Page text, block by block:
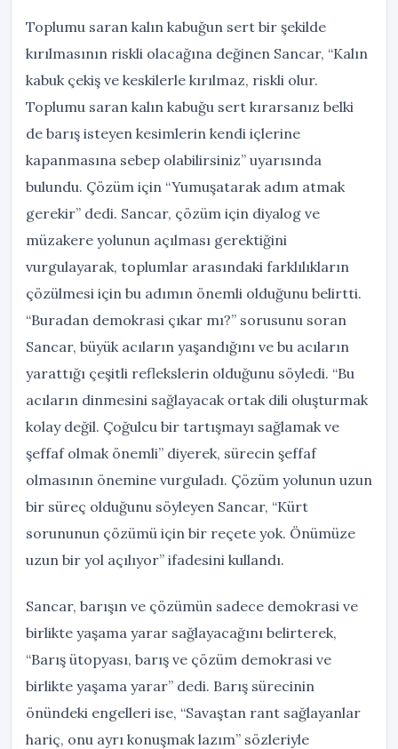
Toplumu saran kalın kabuğun sert bir şekilde
kırılmasının riskli olacağına değinen Sancar, “Kalın
kabuk çekiş ve keskilerle kırılmaz, riskli olur.
Toplumu saran kalın kabuğu sert kırarsanız belki
de barış isteyen kesimlerin kendi içlerine
kapanmasına sebep olabilirsiniz” uyarısında
bulundu. Çözüm için “Yumuşatarak adım atmak
gerekir” dedi. Sancar, çözüm için diyalog ve
müzakere yolunun açılması gerektiğini
vurgulayarak, toplumlar arasındaki farklılıkların
çözülmesi için bu adımın önemli olduğunu belirtti.
“Buradan demokrasi çıkar mı?” sorusunu soran
Sancar, büyük acıların yaşandığını ve bu acıların
yarattığı çeşitli reflekslerin olduğunu söyledi. “Bu
acıların dinmesini sağlayacak ortak dili oluşturmak
kolay değil. Çoğulcu bir tartışmayı sağlamak ve
şeffaf olmak önemli” diyerek, sürecin şeffaf
olmasının önemine vurguladı. Çözüm yolunun uzun
bir süreç olduğunu söyleyen Sancar, “Kürt
sorununun çözümü için bir reçete yok. Önümüze
uzun bir yol açılıyor” ifadesini kullandı.
Sancar, barışın ve çözümün sadece demokrasi ve
birlikte yaşama yarar sağlayacağını belirterek,
“Barış ütopyası, barış ve çözüm demokrasi ve
birlikte yaşama yarar” dedi. Barış sürecinin
önündeki engelleri ise, “Savaştan rant sağlayanlar
hariç, onu ayrı konuşmak lazım” sözleriyle